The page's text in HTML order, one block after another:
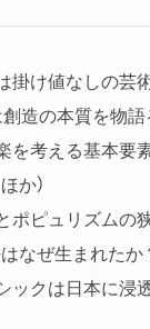
掛け値なしの芸
創造の本質を物
を考える基本
か）
ポピュリズムの
なぜ生まれたか
クは日本に浸